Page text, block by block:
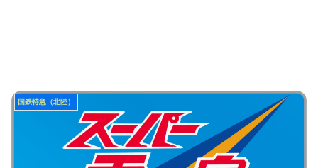
国鉄特急（北陸）